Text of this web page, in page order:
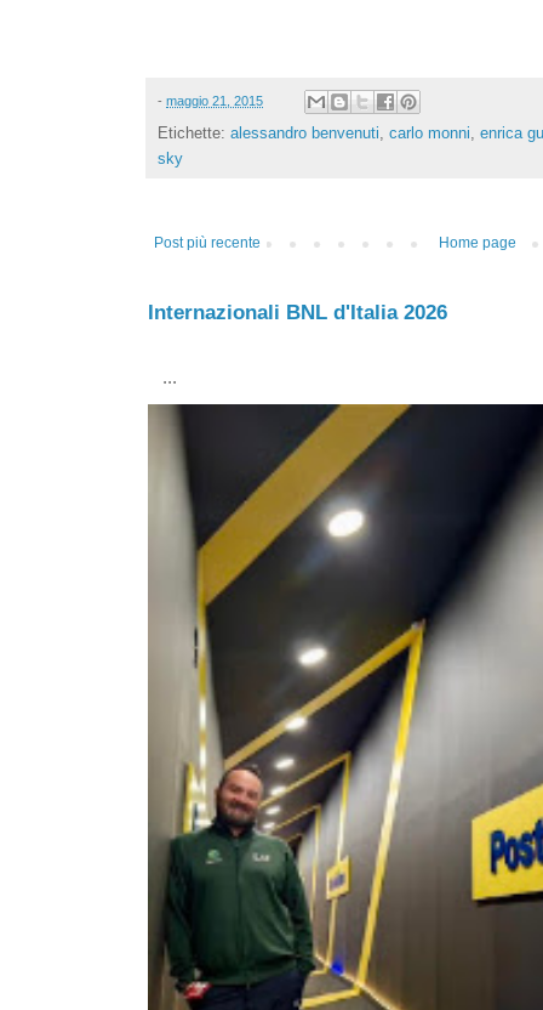
- maggio 21, 2015
Etichette: alessandro benvenuti, carlo monni, enrica
sky
Post più recente Home page
Internazionali BNL d'Italia 2026
...